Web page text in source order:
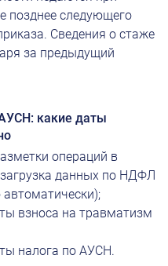
позднее следующего
Сведения о стаже
за предыдущий
какие даты
операций в
данных по НДФЛ
автоматически);
взноса на травматизм
налога по АУСН.